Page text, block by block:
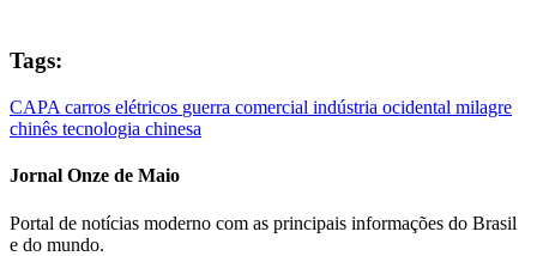
Tags:
CAPA carros elétricos guerra comercial indústria ocidental milagre
chinês tecnologia chinesa
Jornal Onze de Maio
Portal de notícias moderno com as principais informações do Brasil
e do mundo.